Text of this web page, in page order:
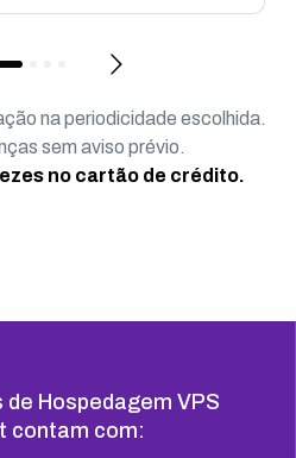
na periodicidade escolhida.
sem aviso prévio.
no cartão de crédito.
de Hospedagem VPS
contam com: